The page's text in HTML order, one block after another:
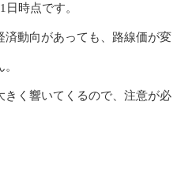
時点です。
済動向があっても、路線価が変
きく響いてくるので、注意が必